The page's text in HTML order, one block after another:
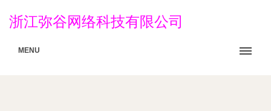
浙江弥谷网络科技有限公司
MENU